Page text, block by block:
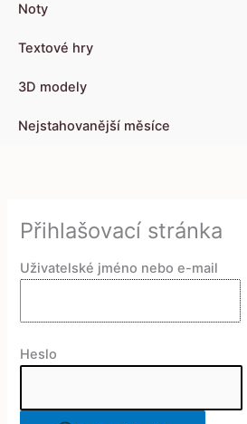
Noty
Textové hry
3D modely
Nejstahovanější měsíce
Přihlašovací stránka
Uživatelské jméno nebo e-mail
Heslo